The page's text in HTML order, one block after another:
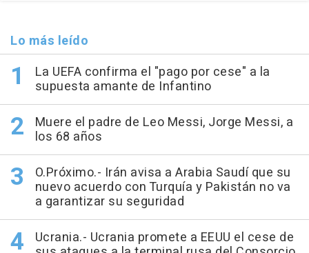
Lo más leído
La UEFA confirma el "pago por cese" a la
supuesta amante de Infantino
Muere el padre de Leo Messi, Jorge Messi, a
los 68 años
O.Próximo.- Irán avisa a Arabia Saudí que su
nuevo acuerdo con Turquía y Pakistán no va
a garantizar su seguridad
Ucrania.- Ucrania promete a EEUU el cese de